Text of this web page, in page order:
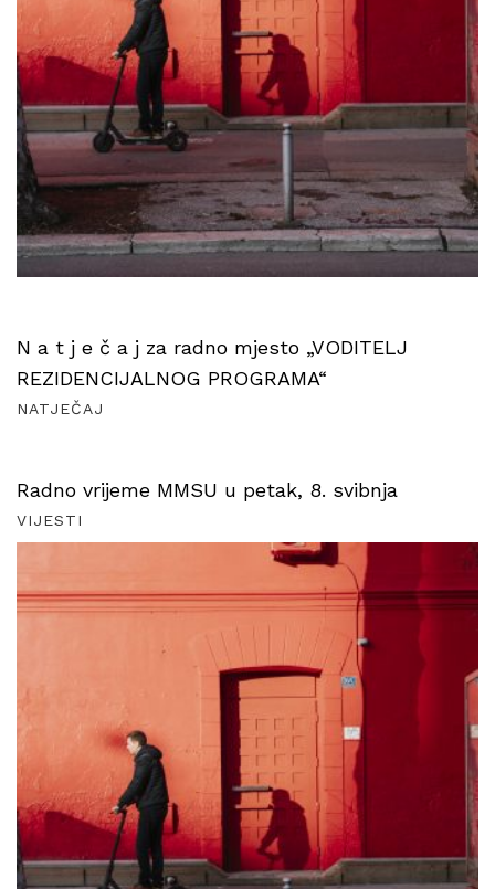
N a t j e č a j za radno mjesto „VODITELJ
REZIDENCIJALNOG PROGRAMA“
NATJEČAJ
Radno vrijeme MMSU u petak, 8. svibnja
VIJESTI